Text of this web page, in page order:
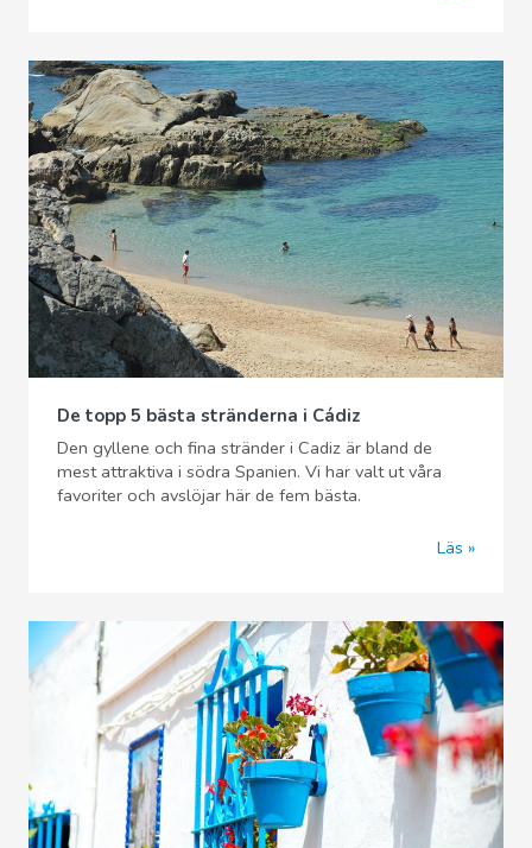
De topp 5 bästa stränderna i Cádiz
Den gyllene och fina stränder i Cadiz är bland de
mest attraktiva i södra Spanien. Vi har valt ut våra
favoriter och avslöjar här de fem bästa.
Läs